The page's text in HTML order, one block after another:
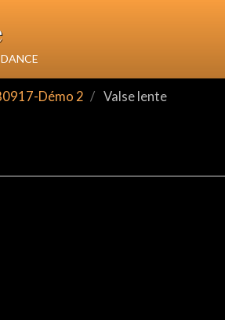
Démo 2 Valse lente